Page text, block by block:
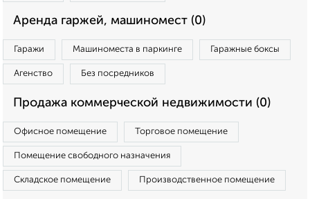
Аренда гаржей, машиномест (0)
Гаражи Машиноместа в паркинге Гаражные боксы
Агенство Без посредников
Продажа коммерческой недвижимости (0)
Офисное помещение Торговое помещение
Помещение свободного назначения
Складское помещение Производственное помещение